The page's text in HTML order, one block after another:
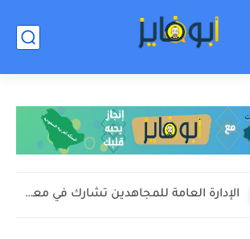
الإدارة العامة للمجاهدين تشارك في معرض الصقور والصيد السعودي الدولي...